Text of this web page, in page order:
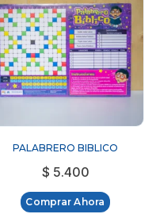
PALABRERO BIBLICO
$ 5.400
Comprar Ahora